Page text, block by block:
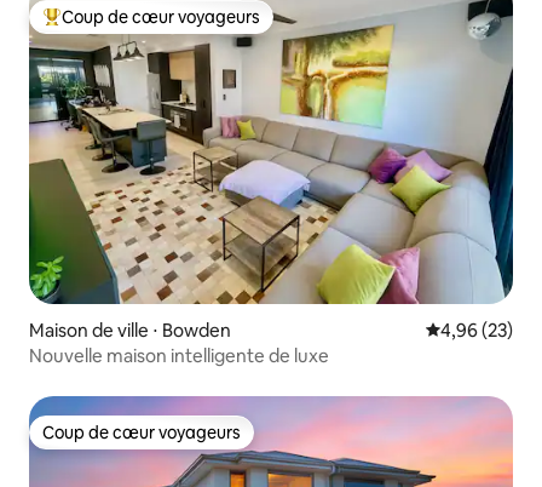
Coups de cœur voyageurs les plus appréciés
Coup de cœur voyageurs
Maison de ville ⋅ Bowden Évaluation
4,96 (23)
Nouvelle maison intelligente de luxe
Coup de cœur voyageurs
Coup de cœur voyageurs